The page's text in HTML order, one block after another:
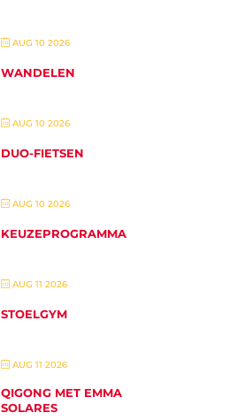
AUG 10 2026
WANDELEN
AUG 10 2026
DUO-FIETSEN
AUG 10 2026
KEUZEPROGRAMMA
AUG 11 2026
STOELGYM
AUG 11 2026
QIGONG MET EMMA
SOLARES